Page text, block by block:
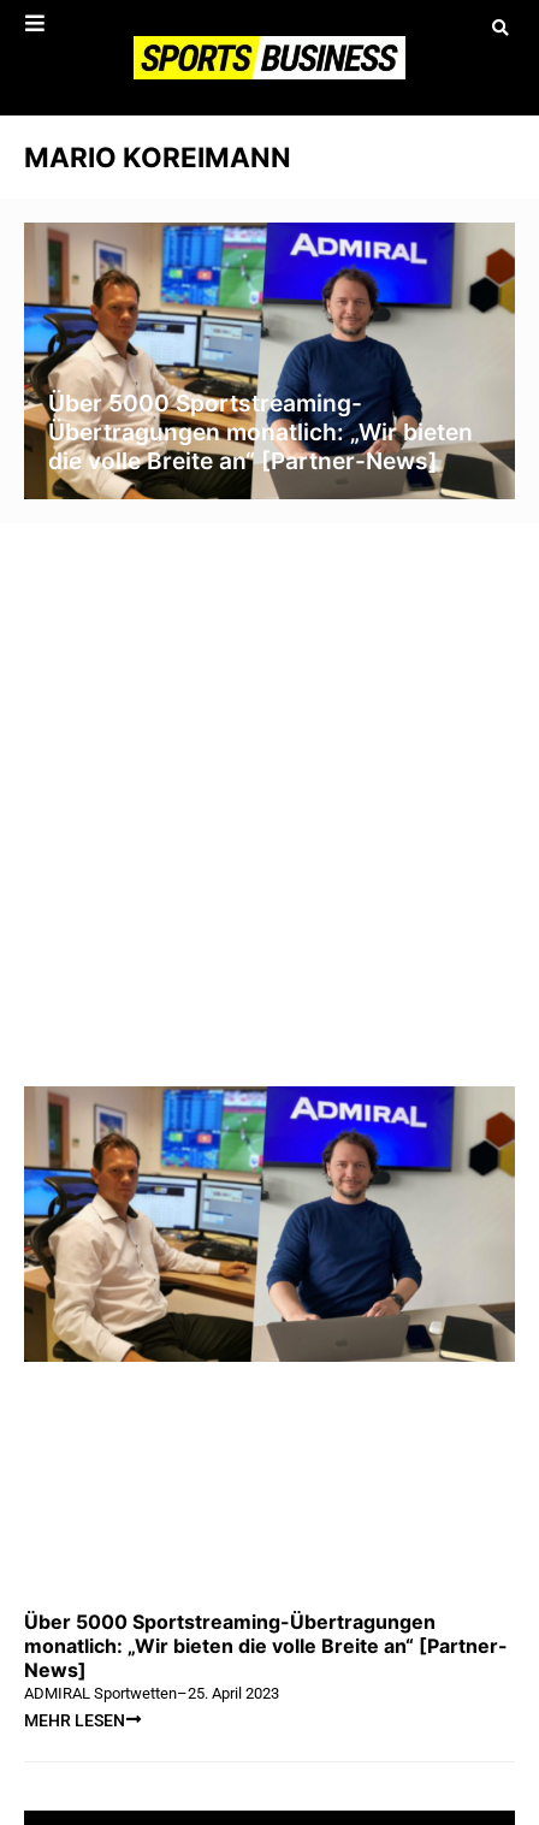
MARIO KOREIMANN
Über 5000 Sportstreaming-
Übertragungen monatlich: „Wir bieten
die volle Breite an“ [Partner-News]
Über 5000 Sportstreaming-Übertragungen
monatlich: „Wir bieten die volle Breite an“ [Partner-
News]
ADMIRAL Sportwetten–25. April 2023
MEHR LESEN